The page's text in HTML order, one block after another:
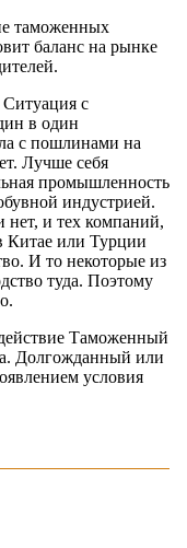
таможенных
баланс на рынке
Ситуация с
в один
с пошлинами на
Лучше себя
промышленность
индустрией.
нет, и тех компаний,
Китае или Турции
И то некоторые из
туда. Поэтому
Таможенный
Долгожданный или
условия